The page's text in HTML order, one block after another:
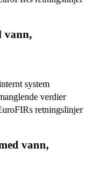
vann,
system
verdier
retningslinjer
vann,